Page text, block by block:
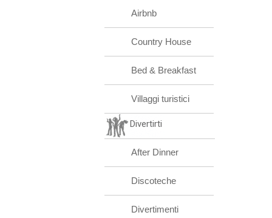
Airbnb
Country House
Bed & Breakfast
Villaggi turistici
Divertirti
After Dinner
Discoteche
Divertimenti